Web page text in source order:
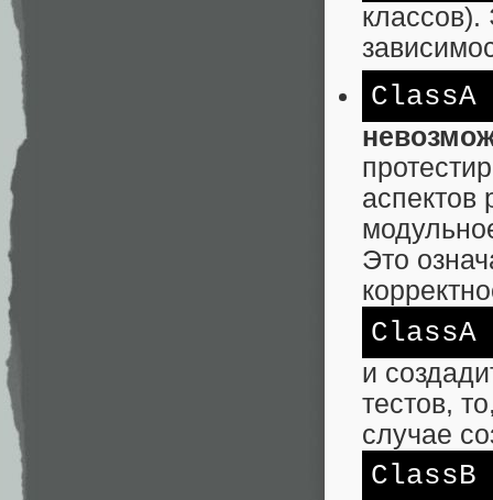
ClassA
аспектов
Это
ClassA
и
тестов,
случае
ClassB